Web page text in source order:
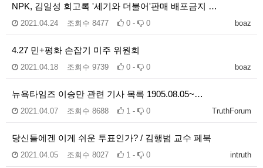
NPK, 김일성 회고록 '세기와 더불어'판매 배포금지 …
boaz
2021.04.24 조회수 8477 0 - 0
4.27 민+평화 손잡기 미주 위원회
boaz
2021.04.18 조회수 9739 0 - 0
뉴욕타임즈 이승만 관련 기사 목록 1905.08.05~…
TruthForum
2021.04.07 조회수 8688 1 - 0
당신들에겐 이게 쉬운 투표인가? / 김행범 교수 페북
intruth
2021.04.05 조회수 8027 1 - 0